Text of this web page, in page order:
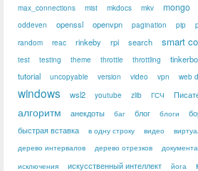
max_connections mist mkdocs mkv mongo
oddeven openssl openvpn pagination pip
random
reac rinkeby rpi search smart
test testing theme throttle throttling
tutorial
uncopyable version video vpn web
windows wsl2 youtube zlib ГСЧ
алгоритм анекдоты баг блог блоги
быстрая вставка в одну строку видео
дерево интервалов
дерево отрезков
исключения
искусственный интеллект йога